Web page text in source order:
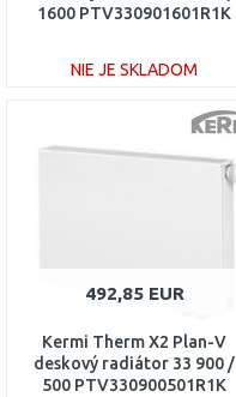
1600 PTV330901601R1K
NIE JE SKLADOM
DO KOŠÍKA
Porovnať
492,85 EUR
Kermi Therm X2 Plan-V
deskový radiátor 33 900 /
500 PTV330900501R1K